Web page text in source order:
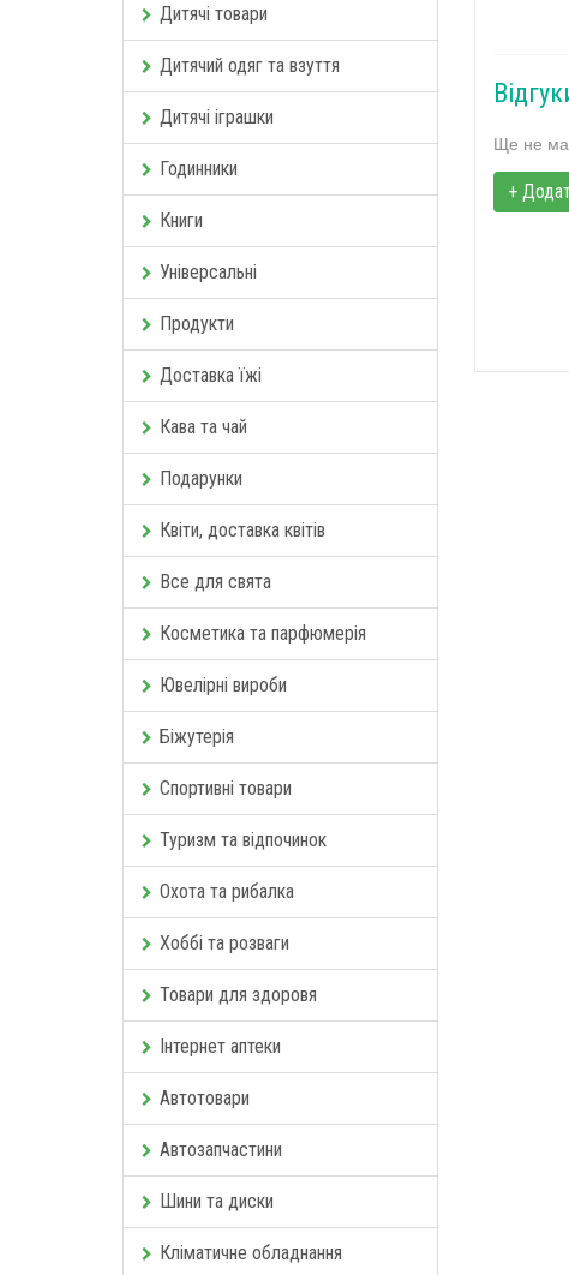
Дитячі товари
Дитячий одяг та взуття
Дитячі іграшки
Годинники
Книги
Універсальні
Продукти
Доставка їжі
Кава та чай
Подарунки
Квіти, доставка квітів
Все для свята
Косметика та парфюмерія
Ювелірні вироби
Біжутерія
Спортивні товари
Туризм та відпочинок
Охота та рибалка
Хоббі та розваги
Товари для здоровя
Інтернет аптеки
Автотовари
Автозапчастини
Шини та диски
Кліматичне обладнання
Ще не
+